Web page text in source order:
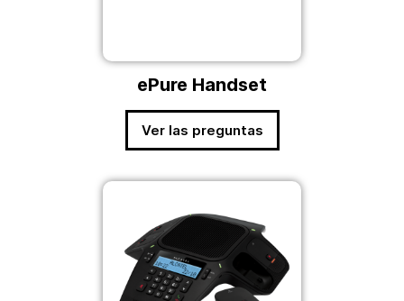
ePure Handset
Ver las preguntas